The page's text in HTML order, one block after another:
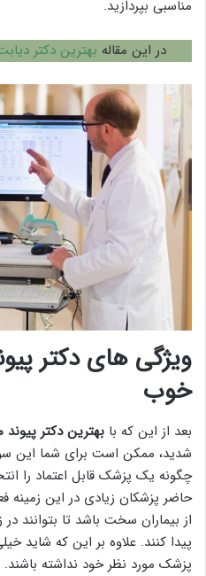
مناسبی بپردازید.
در این مقاله بهترین دکتر
ویژگی های دکتر
خوب
بعد از این که با بهترین دکتر
شدید، ممکن است برای شما این
چگونه یک پزشک قابل اعتماد را
حاضر پزشکان زیادی در این زمینه
از بیماران سخت باشد تا
پیدا کنند. علاوه بر این که شاید
پزشک مورد نظر خود نداشته باشند.